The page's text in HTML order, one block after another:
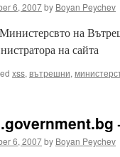
6, 2007by Boyan Peychev
на
на сайта
xss, вътрешни,
6, 2007by Boyan Peychev